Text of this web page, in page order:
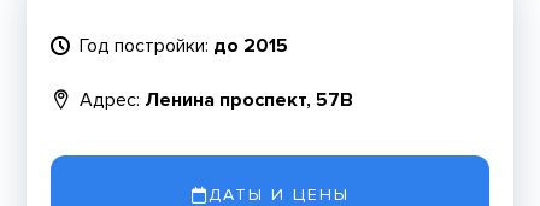
Год постройки: до 2015
Адрес: Ленина проспект, 57В
ДАТЫ И ЦЕНЫ